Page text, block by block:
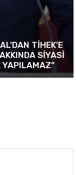
TİHEK’E
SİYASİ
YAPILAMAZ”